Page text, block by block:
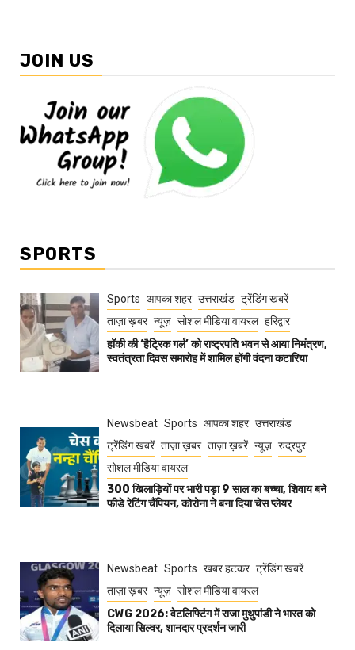
JOIN US
SPORTS
Sports आपका शहर उत्तराखंड ट्रेंडिंग खबरें
ताज़ा ख़बर न्यूज़ सोशल मीडिया वायरल हरिद्वार
हॉकी की ‘हैट्रिक गर्ल’ को राष्ट्रपति भवन से आया निमंत्रण,
स्वतंत्रता दिवस समारोह में शामिल होंगी वंदना कटारिया
Newsbeat Sports आपका शहर उत्तराखंड
ट्रेंडिंग खबरें ताज़ा ख़बर ताज़ा ख़बरें न्यूज़ रुद्रपुर
सोशल मीडिया वायरल
300 खिलाड़ियों पर भारी पड़ा 9 साल का बच्चा, शिवाय बने
फीडे रेटिंग चैंपियन, कोरोना ने बना दिया चेस प्लेयर
Newsbeat Sports खबर हटकर ट्रेंडिंग खबरें
ताज़ा ख़बर न्यूज़ सोशल मीडिया वायरल
CWG 2026: वेटलिफ्टिंग में राजा मुथुपांडी ने भारत को
दिलाया सिल्वर, शानदार प्रदर्शन जारी